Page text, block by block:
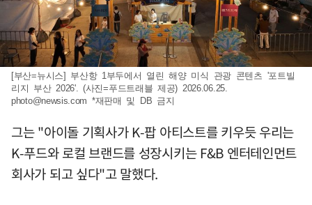
[부산=뉴시스] 부산항 1부두에서 열린 해양 미식 관광 콘텐츠 '포트빌
리지 부산 2026'. (사진=푸드트래블 제공) 2026.06.25.
photo@newsis.com *재판매 및 DB 금지
그는 "아이돌 기획사가 K-팝 아티스트를 키우듯 우리는
K-푸드와 로컬 브랜드를 성장시키는 F&B 엔터테인먼트
회사가 되고 싶다"고 말했다.